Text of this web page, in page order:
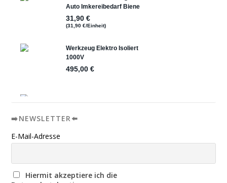
➡️NEWSLETTER⬅️
E-Mail-Adresse
Hiermit akzeptiere ich die